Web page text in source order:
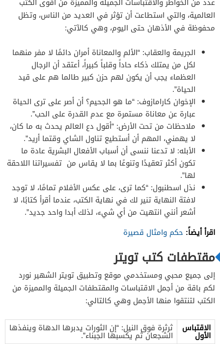
العالمية، والتي استطاعت أن تؤثر في العديد من الناس، وتظل
محفوظة في الأذهان حتى اليوم، وهي كالآتي:
الجريمة والعقاب: “الألم والمعاناة أمران دائمًا لا مفر منهما
لكل من يمتلك ذكاء حاداً وقلباً كبيراً، أعتقد أن الرجال
العظماء يجب أن يكون لهم حزن كبير طالما هم على قيد
الحياة”.
الإخوان كارامازوف: “ما هو الجحيم؟ أن أصر على ترى الحياة
عبارة عن معاناة مستمرة مع عدم القدرة على الحب”.
ملاحظات من تحت الأرض: “أقول دع العالم يحدث به ما كان،
لا يهمني، المهم أن أستطيع تناول الشاي وقتما أريد”.
الأبله: لا تدعنا ننسى أن أسباب الأفعال البشرية عادة ما
تكون أكثر تعقيدًا وتنوعًا بما لا يقاس من تفسيراتنا اللاحقة
لها”.
نذل اسطنبول: “كما ترى، على عكس الأفلام تمامًا، لا توجد
لافتة النهاية تنير لك في نهاية الكتب، عندما أقرأ كتابًا، لا
أشعر أنني انتهيت من أي شيء، لذلك أبدا واحد جديد”.
اقرأ أيضاً: حكم وامثال قصيرة
مقتطفات كتب تويتر
إلى جميع محبي ومستخدمي موقع وتطبيق تويتر الشهير نورد
لكم باقة من أجمل الاقتباسات والمقتطفات الجميلة والمميزة من
الكتب لتنتقوا منها الأجمل وهي كالتالي:
الاقتباس
الأول
ثرثرة فوق النيل: “إن الثورات يدبرها الدهاة وينفذها
الشجعان ثم يكسبها الجبناء”.